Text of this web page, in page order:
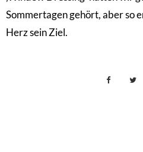
Sommertagen gehört, aber so
Herz sein Ziel.